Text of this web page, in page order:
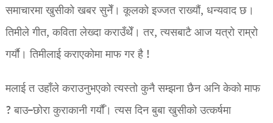
समाचारमा खुसीको खबर सुनेँ। कूलको इज्जत राख्यौं, धन्यवाद छ।
तिमीले गीत, कविता लेख्दा कराउँथेँ। तर, त्यसबाटै आज यत्रो राम्रो
गर्याै। तिमीलाई कराएकोमा माफ गर है !
मलाई त उहाँले कराउनुभएको त्यस्तो कुनै सम्झना छैन अनि केको माफ
? बाउ–छोरा कुराकानी गर्याैँ। त्यस दिन बुबा खुसीको उत्कर्षमा